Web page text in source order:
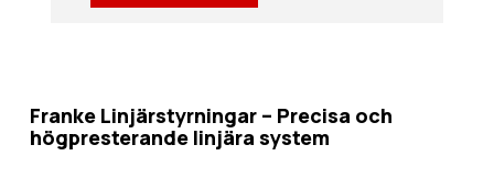
Franke Linjärstyrningar – Precisa och
högpresterande linjära system